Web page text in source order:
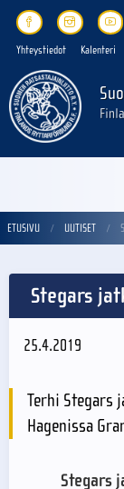
Yhteystiedot Kalenteri
ETUSIVU UUTISET
Stegars
25.4.2019
Terhi Stegars
Hagenissa
Stegars